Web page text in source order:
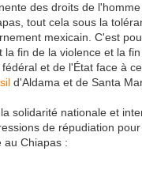
des droits de
tout cela sous la
mexicain. C'est
la fin de la violence et la
et de l'État face à
d'Aldama et de Santa
solidarité nationale et
de répudiation
au Chiapas :